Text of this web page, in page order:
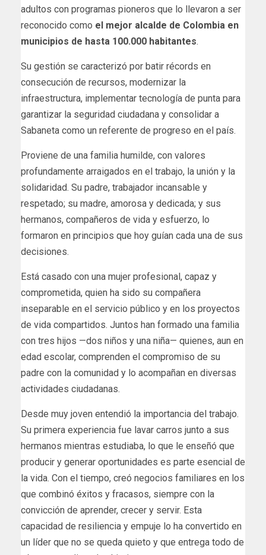
adultos con programas pioneros que lo llevaron a ser
reconocido como el mejor alcalde de Colombia en
municipios de hasta 100.000 habitantes.
Su gestión se caracterizó por batir récords en
consecución de recursos, modernizar la
infraestructura, implementar tecnología de punta para
garantizar la seguridad ciudadana y consolidar a
Sabaneta como un referente de progreso en el país.
Proviene de una familia humilde, con valores
profundamente arraigados en el trabajo, la unión y la
solidaridad. Su padre, trabajador incansable y
respetado; su madre, amorosa y dedicada; y sus
hermanos, compañeros de vida y esfuerzo, lo
formaron en principios que hoy guían cada una de sus
decisiones.
Está casado con una mujer profesional, capaz y
comprometida, quien ha sido su compañera
inseparable en el servicio público y en los proyectos
de vida compartidos. Juntos han formado una familia
con tres hijos —dos niños y una niña— quienes, aun en
edad escolar, comprenden el compromiso de su
padre con la comunidad y lo acompañan en diversas
actividades ciudadanas.
Desde muy joven entendió la importancia del trabajo.
Su primera experiencia fue lavar carros junto a sus
hermanos mientras estudiaba, lo que le enseñó que
producir y generar oportunidades es parte esencial de
la vida. Con el tiempo, creó negocios familiares en los
que combinó éxitos y fracasos, siempre con la
convicción de aprender, crecer y servir. Esta
capacidad de resiliencia y empuje lo ha convertido en
un líder que no se queda quieto y que entrega todo de